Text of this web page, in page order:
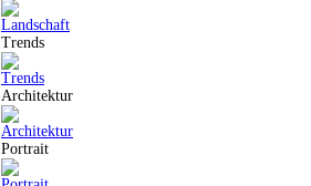
Trends
Architektur
Portrait